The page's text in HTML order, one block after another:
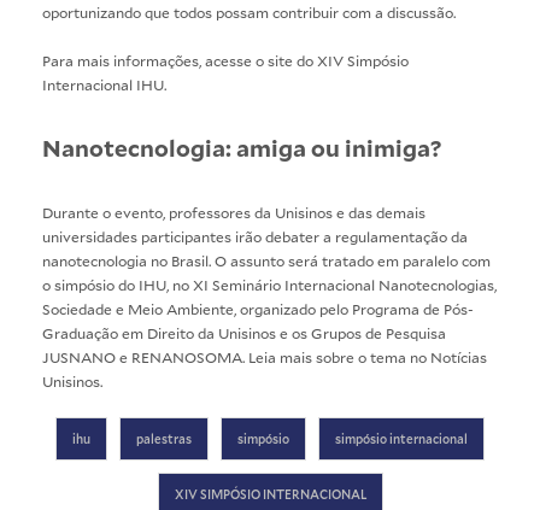
oportunizando que todos possam contribuir com a discussão.
Para mais informações, acesse osite do XIV Simpósio
Internacional IHU.
Nanotecnologia: amiga ou inimiga?
Durante o evento, professores da Unisinos e das demais
universidades participantes irão debater a regulamentação da
nanotecnologia no Brasil. O assunto será tratado em paralelo com
o simpósio do IHU, no XI Seminário Internacional Nanotecnologias,
Sociedade e Meio Ambiente, organizado pelo Programa de Pós-
Graduação em Direito da Unisinos e os Grupos de Pesquisa
JUSNANO e RENANOSOMA. Leia mais sobre o tema no Notícias
Unisinos.
ihu palestras simpósio simpósio internacional
XIV SIMPÓSIO INTERNACIONAL